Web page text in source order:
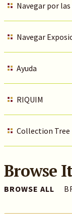
Navegar por
Navegar
Ayuda
RIQUIM
Collection Tree
Browse
BROWSE ALL